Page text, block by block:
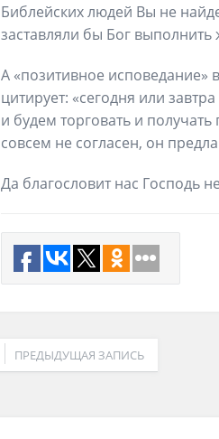
Библейских людей Вы не
заставляли бы Бог
А «позитивное исповедание»
цитирует: «сегодня или
и будем торговать и
совсем не согласен, он
Да благословит нас Господь
ПРЕДЫДУЩАЯ ЗАПИСЬ